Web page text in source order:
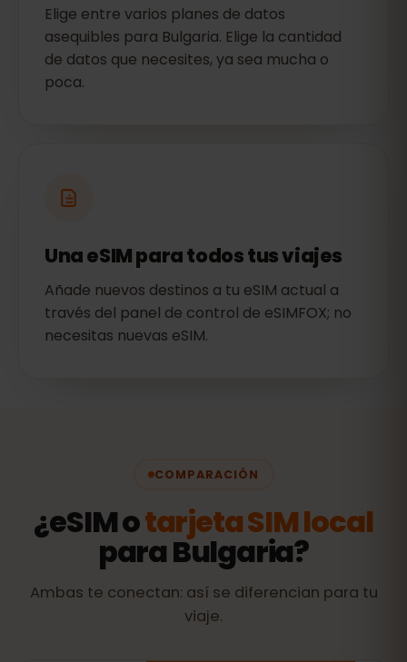
Elige entre varios planes de datos
asequibles para Bulgaria. Elige la cantidad
de datos que necesites, ya sea mucha o
poca.
Una eSIM para todos tus viajes
Añade nuevos destinos a tu eSIM actual a
través del panel de control de eSIMFOX; no
necesitas nuevas eSIM.
COMPARACIÓN
¿eSIM otarjeta SIM local
para Bulgaria?
Ambas te conectan: así se diferencian para tu
viaje.